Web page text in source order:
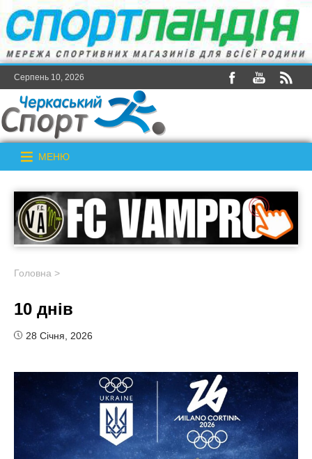
Серпень 10, 2026
МЕНЮ
Головна >
10 днів
28 Січня, 2026